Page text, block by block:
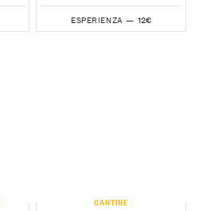
ESPERIENZA — 12€
CANTINE